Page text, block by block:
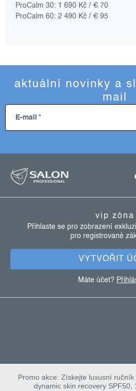
ProCalm 30: 1 690 Kč / € 70
ProCalm 60: 2 490 Kč / € 95
aktuální novinky a
mail
E-mail
vip zóna
Přihlaste se pro zobrazení
pro registrované
VYTVOŘIT
Máte účet?
Promo akce: Získejte luxusní
dynamic skin recovery SPF50,